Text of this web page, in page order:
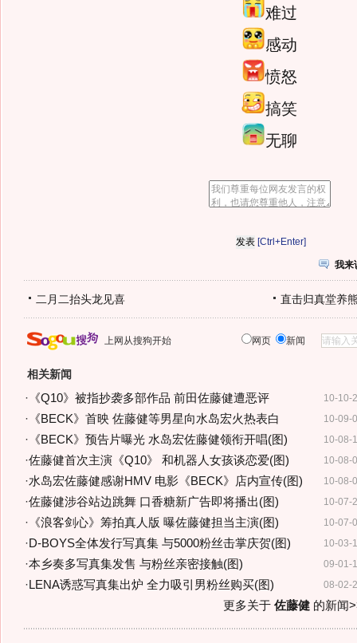
难过
感动
愤怒
搞笑
无聊
[Ctrl+Enter]
我来
二月二抬头龙见喜 直击归真堂养
上网从搜狗开始 网页 新闻
相关新闻
10-10-
· 《Q10》被指抄袭多部作品 前田佐藤健遭恶评
10-09-
· 《BECK》首映 佐藤健等男星向水岛宏火热表白
10-08-
· 《BECK》预告片曝光 水岛宏佐藤健领衔开唱(图)
10-08-
·佐藤健首次主演《Q10》 和机器人女孩谈恋爱(图)
10-08-
·水岛宏佐藤健感谢HMV 电影《BECK》店内宣传(图)
10-07-
·佐藤健涉谷站边跳舞 口香糖新广告即将播出(图)
10-07-
· 《浪客剑心》筹拍真人版 曝佐藤健担当主演(图)
10-03-
·D-BOYS全体发行写真集 与5000粉丝击掌庆贺(图)
09-01-
·本乡奏多写真集发售 与粉丝亲密接触(图)
08-02-
· LENA诱惑写真集出炉 全力吸引男粉丝购买(图)
更多关于 佐藤健的新闻